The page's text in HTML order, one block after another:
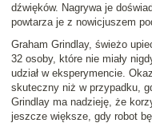
dźwięków. Nagrywa je
powtarza je z nowicjuszem
Graham Grindlay, świeżo
32 osoby, które nie miały
udział w eksperymencie.
skuteczny niż w przypadku,
Grindlay ma nadzieję, że
jeszcze większe, gdy robot